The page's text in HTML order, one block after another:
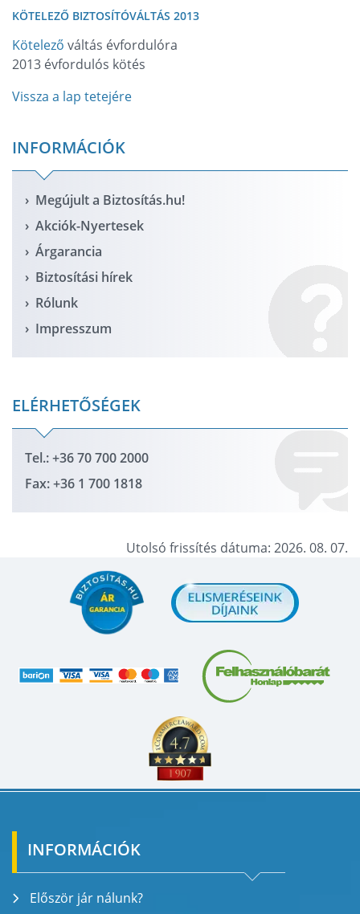
KÖTELEZŐ BIZTOSÍTÓVÁLTÁS 2013
Kötelező váltás évfordulóra
2013 évfordulós kötés
Vissza a lap tetejére
INFORMÁCIÓK
Megújult a Biztosítás.hu!
Akciók-Nyertesek
Árgarancia
Biztosítási hírek
Rólunk
Impresszum
ELÉRHETŐSÉGEK
Tel.: +36 70 700 2000
Fax: +36 1 700 1818
Utolsó frissítés dátuma: 2026. 08. 07.
INFORMÁCIÓK
Először jár nálunk?